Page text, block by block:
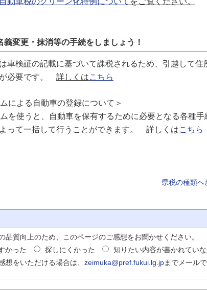
変更・抹消等の手続をしましょう！
検証の記載に基づいて課税されるため、引越して住
必要です。 詳しくはこちら
による自動車の登録について＞
を使うと、自動車を保有するために必要となる各種
って一括して行うことができます。 詳しくはこちら
県税の種類へ
品質向上のため、このページのご感想をお聞かせください。
かった
探しにくかった 知りたい内容が書かれてい
想をいただける場合は、 zeimuka@pref.fukui.lg.jpまでメール